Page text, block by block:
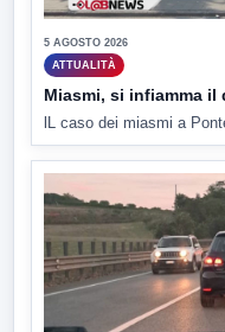
5 AGOSTO 2026
ATTUALITÀ
Miasmi, si infiamma
lL caso dei miasmi a